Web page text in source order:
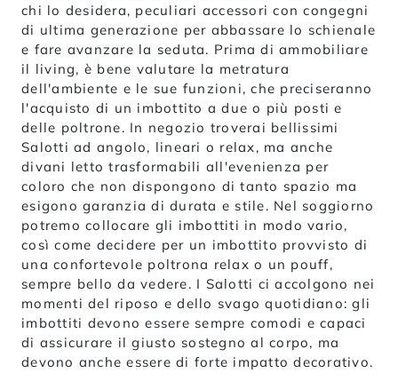
chi lo desidera, peculiari accessori con congegni
di ultima generazione per abbassare lo schienale
e fare avanzare la seduta. Prima di ammobiliare
il living, è bene valutare la metratura
dell'ambiente e le sue funzioni, che preciseranno
l'acquisto di un imbottito a due o più posti e
delle poltrone. In negozio troverai bellissimi
Salotti ad angolo, lineari o relax, ma anche
divani letto trasformabili all'evenienza per
coloro che non dispongono di tanto spazio ma
esigono garanzia di durata e stile. Nel soggiorno
potremo collocare gli imbottiti in modo vario,
così come decidere per un imbottito provvisto di
una confortevole poltrona relax o un pouff,
sempre bello da vedere. I Salotti ci accolgono nei
momenti del riposo e dello svago quotidiano: gli
imbottiti devono essere sempre comodi e capaci
di assicurare il giusto sostegno al corpo, ma
devono anche essere di forte impatto decorativo.